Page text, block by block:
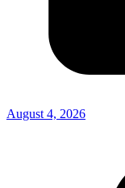
August 4, 2026